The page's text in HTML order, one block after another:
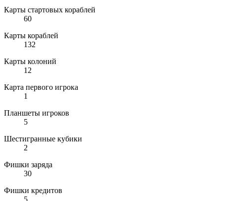
Карты стартовых кораблей
60
Карты кораблей
132
Карты колоний
12
Карта первого игрока
1
Планшеты игроков
5
Шестигранные кубики
2
Фишки заряда
30
Фишки кредитов
5